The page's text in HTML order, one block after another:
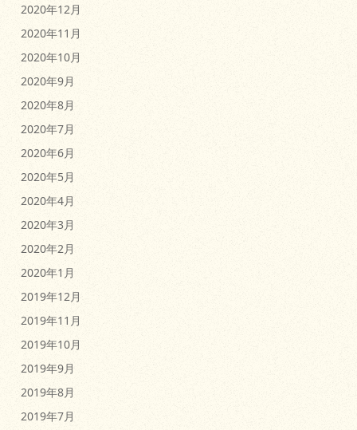
2020年12月
2020年11月
2020年10月
2020年9月
2020年8月
2020年7月
2020年6月
2020年5月
2020年4月
2020年3月
2020年2月
2020年1月
2019年12月
2019年11月
2019年10月
2019年9月
2019年8月
2019年7月